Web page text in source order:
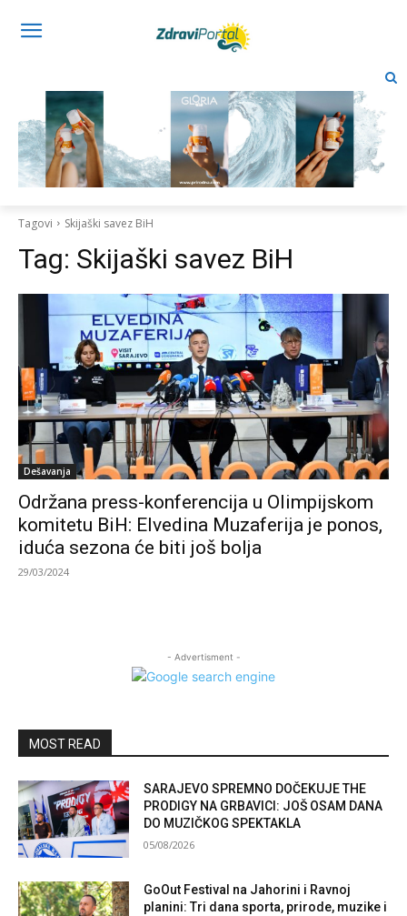
Tagovi Skijaški savez BiH
Tag: Skijaški savez BiH
Dešavanja
Održana press-konferencija u Olimpijskom
komitetu BiH: Elvedina Muzaferija je ponos,
iduća sezona će biti još bolja
29/03/2024
- Advertisment -
MOST READ
SARAJEVO SPREMNO DOČEKUJE THE
PRODIGY NA GRBAVICI: JOŠ OSAM DANA
DO MUZIČKOG SPEKTAKLA
05/08/2026
GoOut Festival na Jahorini i Ravnoj
planini: Tri dana sporta, prirode, muzike i